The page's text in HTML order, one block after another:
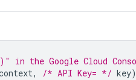
in the Google Cloud
, /* API Key= */ key)